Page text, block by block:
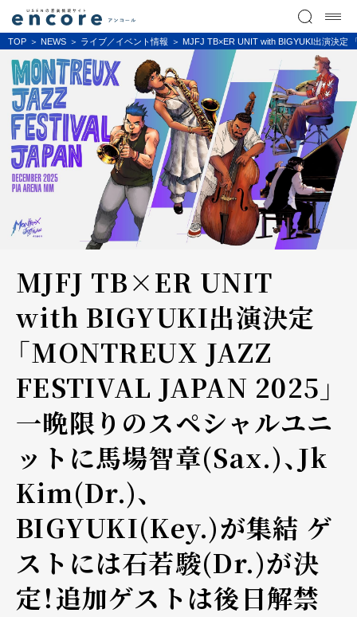
TOP NEWS ライブ／イベント情報 MJFJ TB×ER UNIT with BIGYUKI出演決定
MJFJ TB×ER UNIT
with BIGYUKI出演決定
「MONTREUX JAZZ
FESTIVAL JAPAN 2025」
一晩限りのスペシャルユニ
ットに馬場智章(Sax.)、Jk
Kim(Dr.)、
BIGYUKI(Key.)が集結 ゲ
ストには石若駿(Dr.)が決
定！追加ゲストは後日解禁